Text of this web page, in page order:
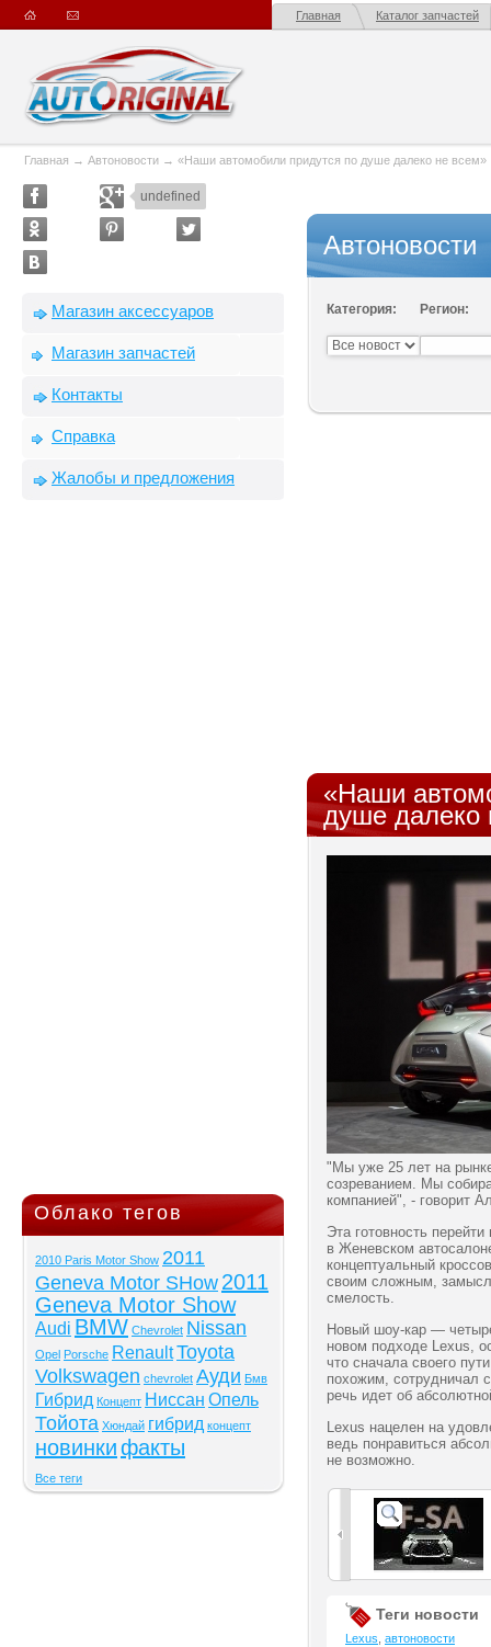
Главная Каталог запчастей
Главная → Автоновости → «Наши автомобили придутся по душе далеко не всем»
undefined
Магазин аксессуаров
Магазин запчастей
Контакты
Справка
Жалобы и предложения
Облако тегов
2010 Paris Motor Show 2011
Geneva Motor SHow 2011
Geneva Motor Show
Audi BMW Chevrolet Nissan
Opel Porsche RenaultToyota
Volkswagen chevrolet Ауди Бмв
Гибрид Концепт Ниссан Опель
Тойота Хюндай гибрид концепт
новинкифакты
Все теги
Автоновости
Категория: Регион:
«Наши
душе далеко
"Мы уже 25 лет на
созреванием. Мы
компанией", - говорит
Эта готовность
в Женевском
концептуальный
своим сложным,
смелость.
Новый шоу-кар —
новом подходе Lexus,
что сначала своего
похожим, сотрудничал
речь идет об
Lexus нацелен на
ведь понравиться
не возможно.
Теги новости
Lexus автоновости